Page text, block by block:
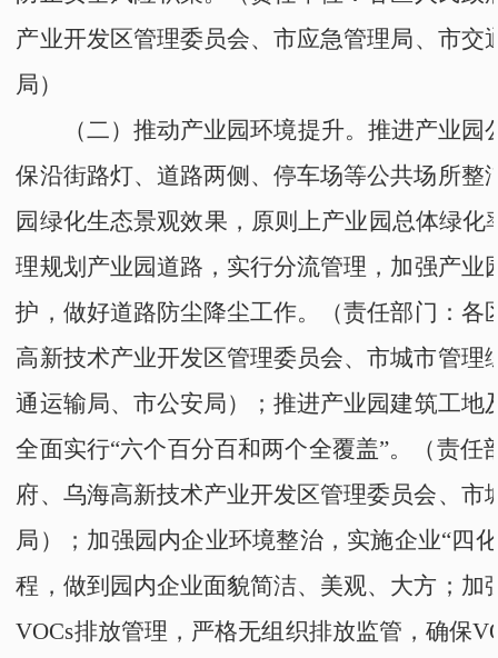
产业开发区管理委员会、市应急管理局、 市交
局）
（二）推动产业园环境提升。 推进产业园
保沿街路灯、道路两侧、停车场等公共场所整
园绿化生态景观效果，原则上产业园总体绿化
理规划产业园道路 ，实行分流管理，加强产业
护，做好道路防尘降尘工作。 （责任部门： 各
高新技术产业开发区管理委员会、市城市管理
通运输局、 市公安局）
；推进产业园建筑工地
全面实行“六个百分百和两个全覆盖”。
（责任
府、 乌海高新技术产业开发区管理委员会、 市
局 ）； 加强园内企业环境整治，实施企业“四
程，做到园内企业面貌简洁、美观、大方；加
VOCs排放管理，严格无组织排放监管，确保